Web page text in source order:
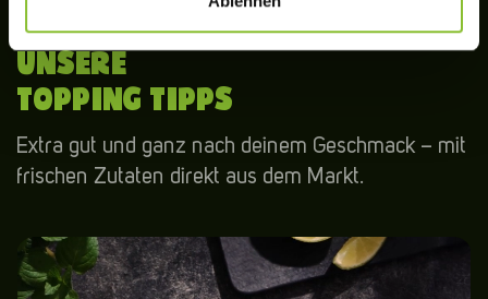
UNSERE
TOPPING TIPPS
Extra gut und ganz nach deinem Geschmack – mit
frischen Zutaten direkt aus dem Markt.